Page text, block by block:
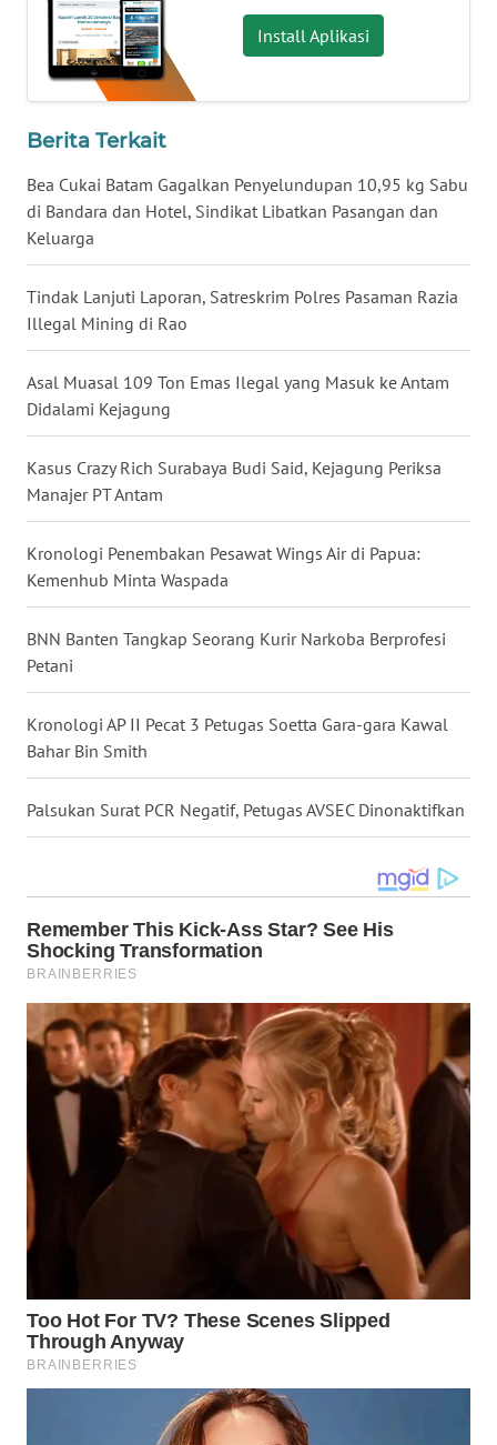
Install Aplikasi
Berita Terkait
Bea Cukai Batam Gagalkan Penyelundupan 10,95 kg Sabu
di Bandara dan Hotel, Sindikat Libatkan Pasangan dan
Keluarga
Tindak Lanjuti Laporan, Satreskrim Polres Pasaman Razia
Illegal Mining di Rao
Asal Muasal 109 Ton Emas Ilegal yang Masuk ke Antam
Didalami Kejagung
Kasus Crazy Rich Surabaya Budi Said, Kejagung Periksa
Manajer PT Antam
Kronologi Penembakan Pesawat Wings Air di Papua:
Kemenhub Minta Waspada
BNN Banten Tangkap Seorang Kurir Narkoba Berprofesi
Petani
Kronologi AP II Pecat 3 Petugas Soetta Gara-gara Kawal
Bahar Bin Smith
Palsukan Surat PCR Negatif, Petugas AVSEC Dinonaktifkan
WN
NUSANTARA
WN
JOGJA
WN
JATIM
WN
BALI
WN
KALTENG
KALTARA
KALSEL
KALTIM
WN
SULSEL
WN
SULUT
WN
MALUKU
WN
MALUT
DANAU
TOBA
WN